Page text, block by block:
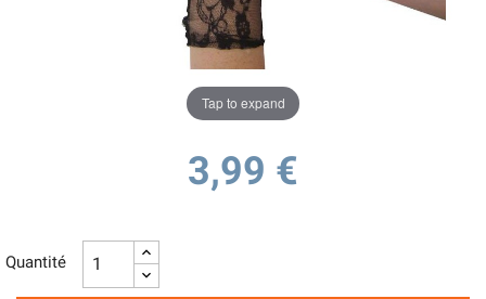
Tap to expand
3,99 €
Quantité